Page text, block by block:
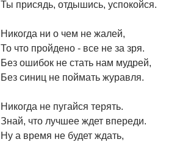
Ты присядь, отдышись, успокойся.
Никогда ни о чем не жалей,
То что пройдено - все не за зря.
Без ошибок не стать нам мудрей,
Без синиц не поймать журавля.
Никогда не пугайся терять.
Знай, что лучшее ждет впереди.
Ну а время не будет ждать,